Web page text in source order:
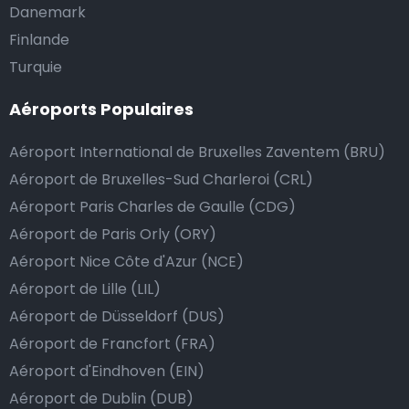
dans toutes les villes et tous les villages du pays. Voici
une liste des aéroports où nos taxis sont à disposition
24 heures sur 24 et 7 jours sur 7 :
Faut-il donner pourboire au chauffeur de taxi ?
Nous mettons tout en œuvre pour que votre trajet se
passe de la manière la plus sûre, confortable et
rapide possible. Si notre service répond ou même
dépasse vos attentes, vous avez bien sûr la possibilité
de donner un pourboire.
La manière la plus simple pour ce faire est d’arrondir
le prix de la course au montant supérieur, ou de dire
au chauffeur de ne pas rendre la monnaie après lui
avoir donné un billet plus élevé que le prix de la
course.
Danemark
Finlande
Turquie
Aéroports Populaires
Aéroport International de Bruxelles Zaventem (BRU)
Aéroport de Bruxelles-Sud Charleroi (CRL)
Aéroport Paris Charles de Gaulle (CDG)
Aéroport de Paris Orly (ORY)
Aéroport Nice Côte d'Azur (NCE)
Aéroport de Lille (LIL)
Aéroport de Düsseldorf (DUS)
Aéroport de Francfort (FRA)
Aéroport d'Eindhoven (EIN)
Aéroport de Dublin (DUB)